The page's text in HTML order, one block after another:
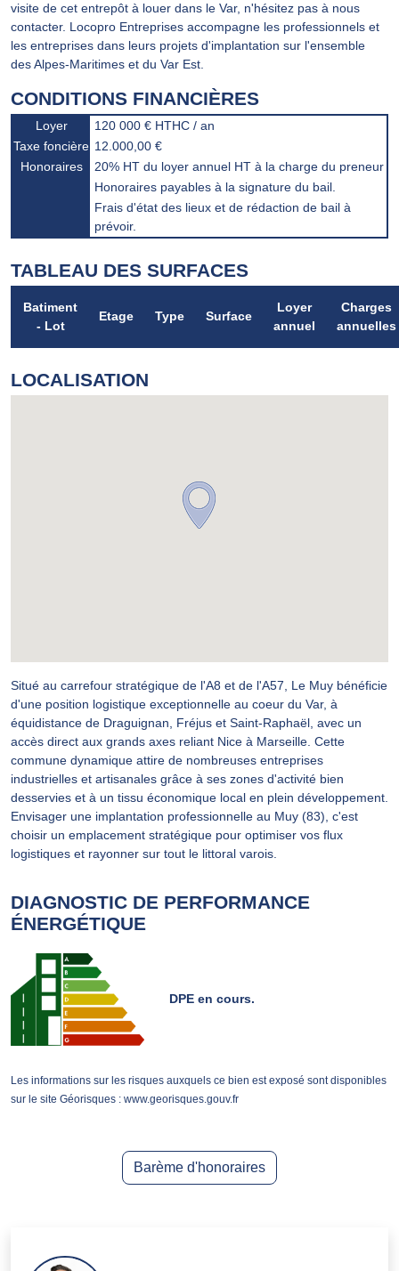
visite de cet entrepôt à louer dans le Var, n'hésitez pas à nous
contacter. Locopro Entreprises accompagne les professionnels et
les entreprises dans leurs projets d'implantation sur l'ensemble
des Alpes-Maritimes et du Var Est.
CONDITIONS FINANCIÈRES
Loyer
120 000 € HTHC / an
Taxe foncière 12.000,00 €
Honoraires
20% HT du loyer annuel HT à la charge du preneur
Honoraires payables à la signature du bail.
Frais d'état des lieux et de rédaction de bail à
prévoir.
TABLEAU DES SURFACES
Batiment
- Lot
Etage Type Surface
Loyer
annuel
Charges
annuelles
LOCALISATION
Situé au carrefour stratégique de l'A8 et de l'A57, Le Muy bénéficie
d'une position logistique exceptionnelle au coeur du Var, à
équidistance de Draguignan, Fréjus et Saint-Raphaël, avec un
accès direct aux grands axes reliant Nice à Marseille. Cette
commune dynamique attire de nombreuses entreprises
industrielles et artisanales grâce à ses zones d'activité bien
desservies et à un tissu économique local en plein développement.
Envisager une implantation professionnelle au Muy (83), c'est
choisir un emplacement stratégique pour optimiser vos flux
logistiques et rayonner sur tout le littoral varois.
DIAGNOSTIC DE PERFORMANCE
ÉNERGÉTIQUE
DPE en cours.
Les informations sur les risques auxquels ce bien est exposé sont disponibles
sur le site Géorisques : www.georisques.gouv.fr
Barème d'honoraires